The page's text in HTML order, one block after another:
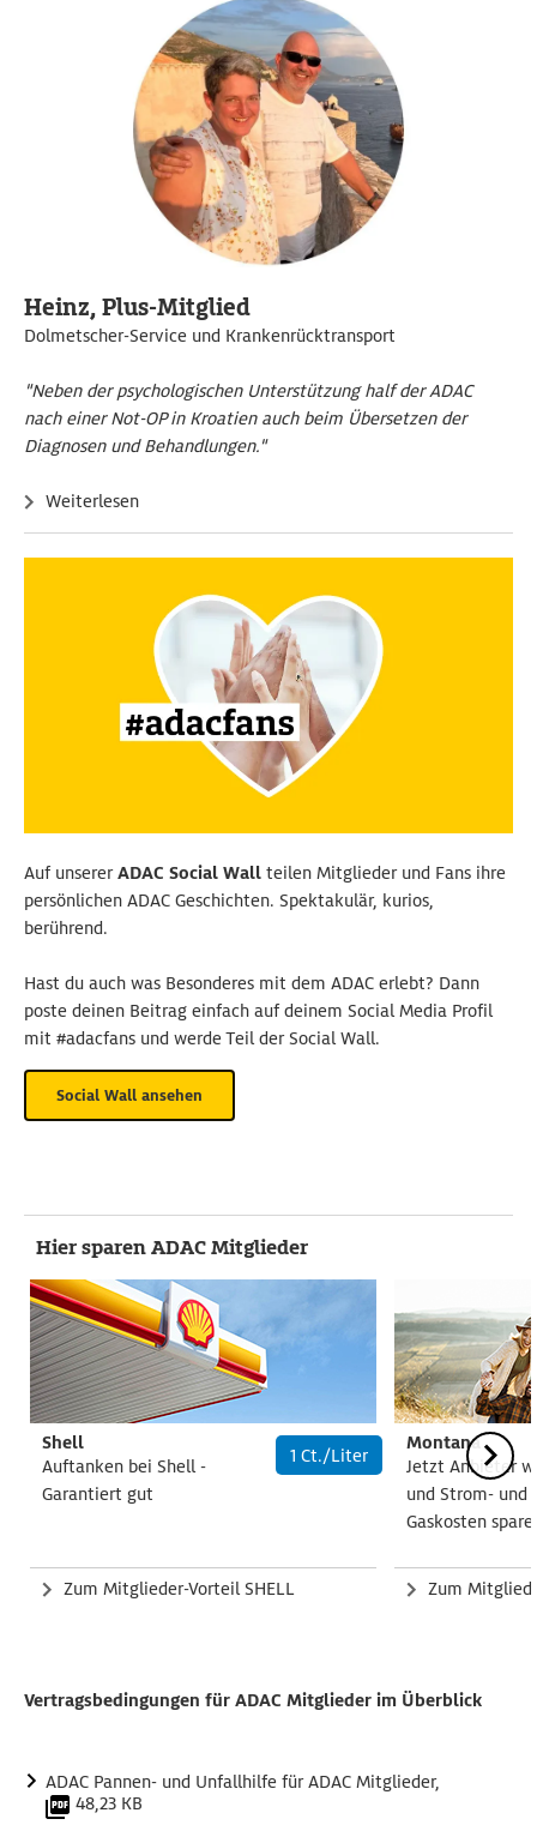
Heinz, Plus-Mitglied
Dolmetscher-Service und Krankenrücktransport
"Neben der psychologischen Unterstützung half der ADAC
nach einer Not-OP in Kroatien auch beim Übersetzen der
Diagnosen und Behandlungen."
Weiterlesen
Auf unsererADAC Social Wall teilen Mitglieder und Fans ihre
persönlichen ADAC Geschichten. Spektakulär, kurios,
berührend.
Hast du auch was Besonderes mit dem ADAC erlebt? Dann
poste deinen Beitrag einfach auf deinem Social Media Profil
mit #adacfans und werde Teil der Social Wall.
Social Wall ansehen
Hier sparen ADAC Mitglieder
1 Ct./Liter
Shell
Auftanken bei Shell -
Garantiert gut
Zum Mitglieder-Vorteil SHELL
Montana
Jetzt Anbieter
und Strom- und
Gaskosten
Zum
Vertragsbedingungen für ADAC Mitglieder im Überblick
ADAC Pannen- und Unfallhilfe für ADAC Mitglieder,
48,23 KB